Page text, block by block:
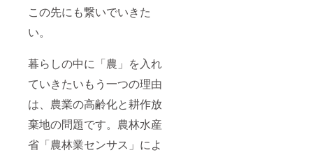
この先にも繋いでいきた
い。
暮らしの中に「農」を入れ
ていきたいもう一つの理由
は、農業の高齢化と耕作放
棄地の問題です。農林水産
省「農林業センサス」によ